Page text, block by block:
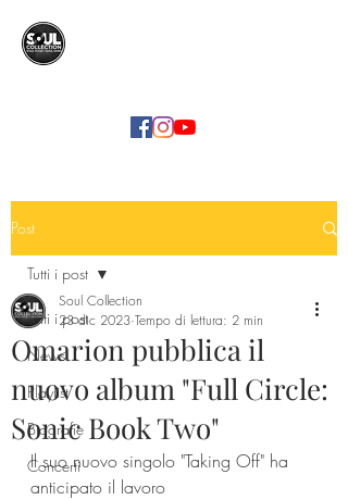
Post
Tutti i post
News
Playlist
Biografie
Concerti
Tutti i post
Omarion pubblica il
nuovo album "Full Circle:
Sonic Book Two"
Soul Collection
23 dic 2023 Tempo di lettura: 2 min
Il suo nuovo singolo "Taking Off" ha
anticipato il lavoro